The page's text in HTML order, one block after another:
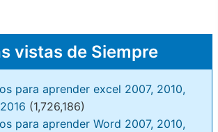
vistas de Siempre
para aprender excel 2007, 2010,
(1,726,186)
para aprender Word 2007, 2010,